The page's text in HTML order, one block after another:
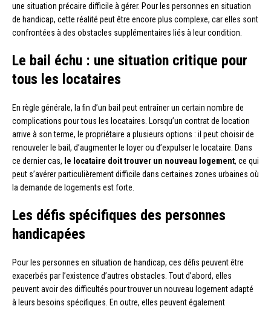
une situation précaire difficile à gérer. Pour les personnes en situation
de handicap, cette réalité peut être encore plus complexe, car elles sont
confrontées à des obstacles supplémentaires liés à leur condition.
Le bail échu : une situation critique pour
tous les locataires
En règle générale, la fin d’un bail peut entraîner un certain nombre de
complications pour tous les locataires. Lorsqu’un contrat de location
arrive à son terme, le propriétaire a plusieurs options : il peut choisir de
renouveler le bail, d’augmenter le loyer ou d’expulser le locataire. Dans
ce dernier cas, le locataire doit trouver un nouveau logement, ce qui
peut s’avérer particulièrement difficile dans certaines zones urbaines où
la demande de logements est forte.
Les défis spécifiques des personnes
handicapées
Pour les personnes en situation de handicap, ces défis peuvent être
exacerbés par l’existence d’autres obstacles. Tout d’abord, elles
peuvent avoir des difficultés pour trouver un nouveau logement adapté
à leurs besoins spécifiques. En outre, elles peuvent également